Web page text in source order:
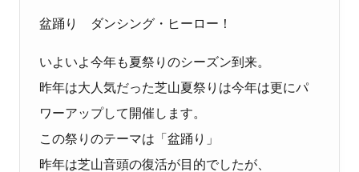
盆踊り ダンシング・ヒーロー！
いよいよ今年も夏祭りのシーズン到来。
昨年は大人気だった芝山夏祭りは今年は更にパ
ワーアップして開催します。
この祭りのテーマは「盆踊り」
昨年は芝山音頭の復活が目的でしたが、